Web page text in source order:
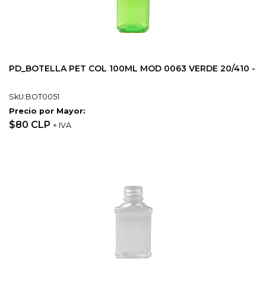
PD_BOTELLA PET COL 100ML MOD 0063 VERDE 20/410 -
SkU:BOT0051
Precio por Mayor:
$80 CLP + IVA